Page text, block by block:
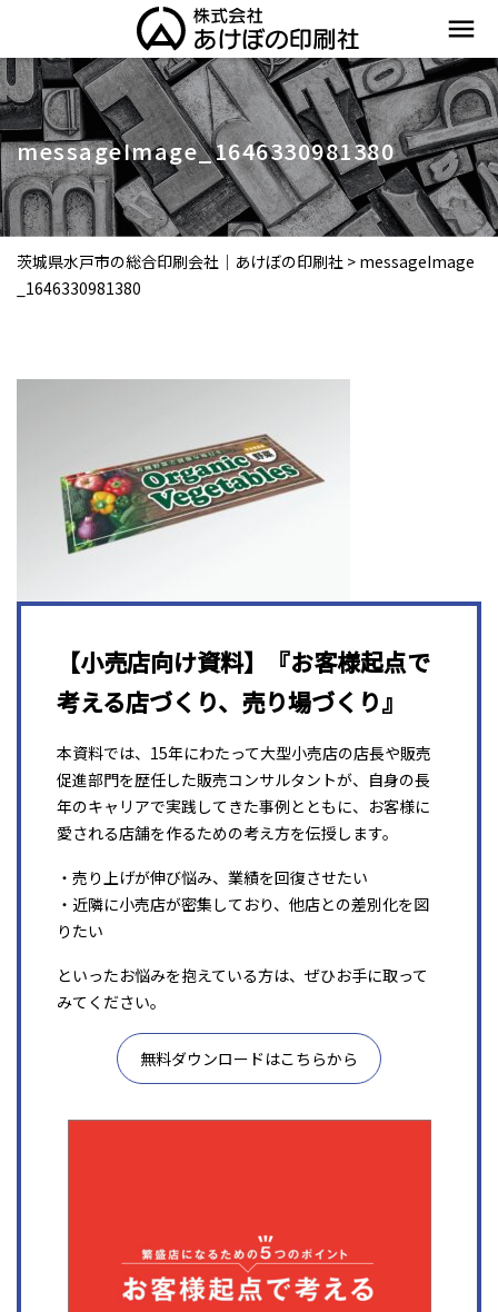
menu
messageImage_1646330981380
茨城県水戸市の総合印刷会社｜あけぼの印刷社 > messageImage
_1646330981380
【小売店向け資料】『お客様起点で
考える店づくり、売り場づくり』
本資料では、15年にわたって大型小売店の店長や販売
促進部門を歴任した販売コンサルタントが、自身の長
年のキャリアで実践してきた事例とともに、お客様に
愛される店舗を作るための考え方を伝授します。
・売り上げが伸び悩み、業績を回復させたい
・近隣に小売店が密集しており、他店との差別化を図
りたい
といったお悩みを抱えている方は、ぜひお手に取って
みてください。
無料ダウンロードはこちらから